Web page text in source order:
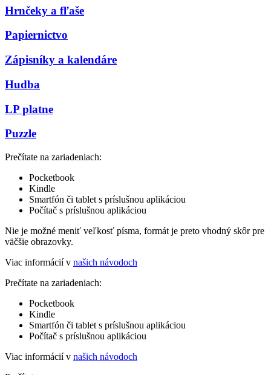
Hrnčeky a fľaše
Papiernictvo
Zápisníky a kalendáre
Hudba
LP platne
Puzzle
Prečítate na zariadeniach:
Pocketbook
Kindle
Smartfón či tablet s príslušnou aplikáciou
Počítač s príslušnou aplikáciou
Nie je možné meniť veľkosť písma, formát je preto vhodný skôr pre
väčšie obrazovky.
Viac informácií v našich návodoch
Prečítate na zariadeniach:
Pocketbook
Kindle
Smartfón či tablet s príslušnou aplikáciou
Počítač s príslušnou aplikáciou
Viac informácií v našich návodoch